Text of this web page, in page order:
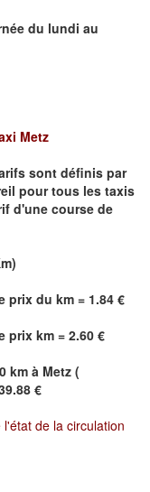
du lundi au
Metz
sont définis par
pour tous les taxis
d'une course de
prix du km = 1.84 €
prix km = 2.60 €
km à Metz (
€
de la circulation